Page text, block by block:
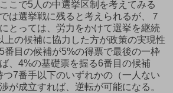
こで5人の中選挙区制を考えてみる
は選挙戦に残ると考えられるが、７
とっては、労力をかけて選挙を継続
上の候補に協力した方が政策の実現性
番目の候補が5%の得票で最後の一枠
、4%の基礎票を握る6番目の候補
つ7番手以下のいずれかの（一人ない
が成立すれば、逆転が可能になる。